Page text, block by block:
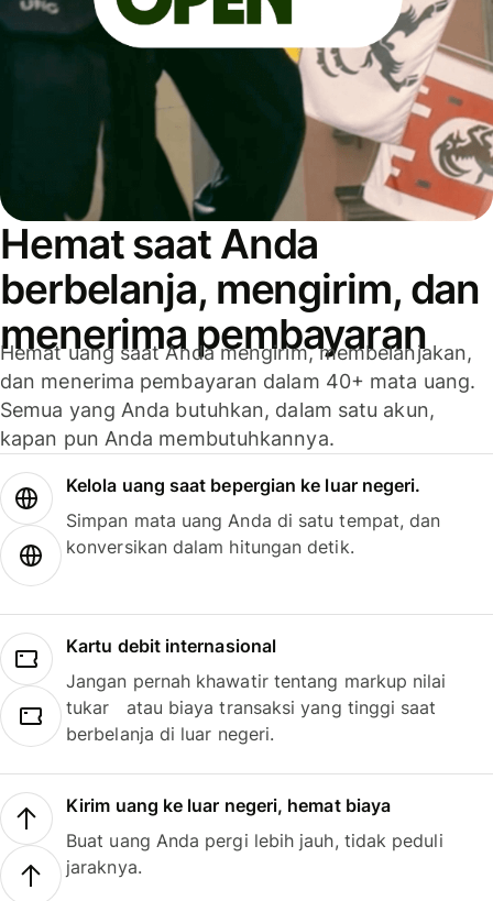
Hemat saat Anda
berbelanja, mengirim, dan
menerima pembayaran
Hemat uang saat Anda mengirim, membelanjakan,
dan menerima pembayaran dalam 40+ mata uang.
Semua yang Anda butuhkan, dalam satu akun,
kapan pun Anda membutuhkannya.
Kelola uang saat bepergian ke luar negeri.
Simpan mata uang Anda di satu tempat, dan
konversikan dalam hitungan detik.
Kartu debit internasional
Jangan pernah khawatir tentang markup nilai
tukar atau biaya transaksi yang tinggi saat
berbelanja di luar negeri.
Kirim uang ke luar negeri, hemat biaya
Buat uang Anda pergi lebih jauh, tidak peduli
jaraknya.